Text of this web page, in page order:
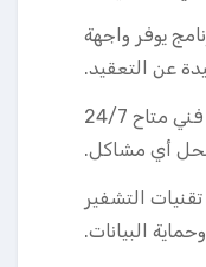
يوفر واجهة
عن التعقيد.
: تأكد من وجود دعم فني متاح 24/7
أي مشاكل.
التشفير
البيانات.